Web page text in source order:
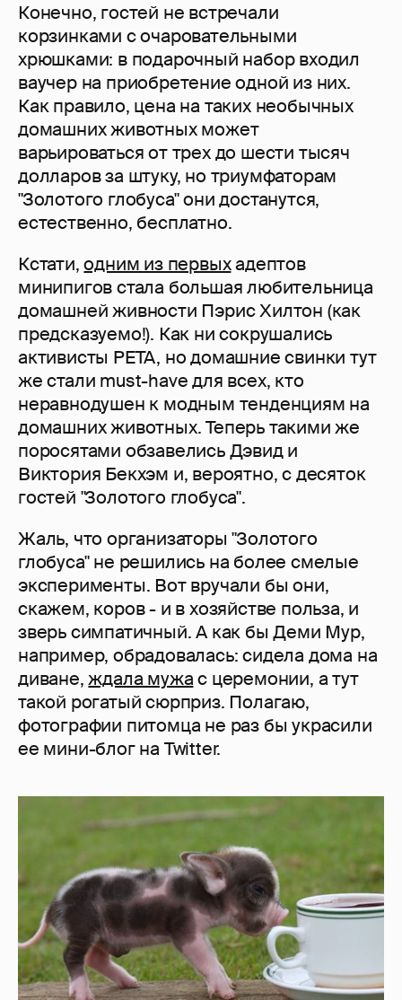
Конечно, гостей не встречали
корзинками с очаровательными
хрюшками: в подарочный набор входил
ваучер на приобретение одной из них.
Как правило, цена на таких необычных
домашних животных может
варьироваться от трех до шести тысяч
долларов за штуку, но триумфаторам
"Золотого глобуса" они достанутся,
естественно, бесплатно.
Кстати,одним из первыхадептов
минипигов стала большая любительница
домашней живности Пэрис Хилтон (как
предсказуемо!). Как ни сокрушались
активисты PETA, но домашние свинки тут
же стали must-have для всех, кто
неравнодушен к модным тенденциям на
домашних животных. Теперь такими же
поросятами обзавелись Дэвид и
Виктория Бекхэм и, вероятно, с десяток
гостей "Золотого глобуса".
Жаль, что организаторы "Золотого
глобуса" не решились на более смелые
эксперименты. Вот вручали бы они,
скажем, коров - и в хозяйстве польза, и
зверь симпатичный. А как бы Деми Мур,
например, обрадовалась: сидела дома на
диване,ждала мужас церемонии, а тут
такой рогатый сюрприз. Полагаю,
фотографии питомца не раз бы украсили
ее мини-блог на Twitter.